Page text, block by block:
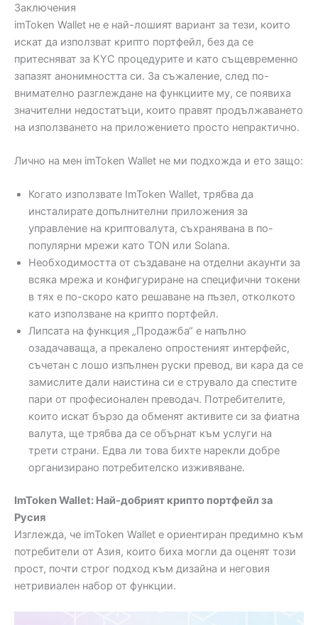
Заключения
imToken Wallet не е най-лошият вариант за тези, които
искат да използват крипто портфейл, без да се
притесняват за KYC процедурите и като същевременно
запазят анонимността си. За съжаление, след по-
внимателно разглеждане на функциите му, се появиха
значителни недостатъци, които правят продължаването
на използването на приложението просто непрактично.
Лично на мен imToken Wallet не ми подхожда и ето защо:
Когато използвате ImToken Wallet, трябва да
инсталирате допълнителни приложения за
управление на криптовалута, съхранявана в по-
популярни мрежи като TON или Solana.
Необходимостта от създаване на отделни акаунти за
всяка мрежа и конфигуриране на специфични токени
в тях е по-скоро като решаване на пъзел, отколкото
като използване на крипто портфейл.
Липсата на функция „Продажба“ е напълно
озадачаваща, а прекалено опростеният интерфейс,
съчетан с лошо изпълнен руски превод, ви кара да се
замислите дали наистина си е струвало да спестите
пари от професионален преводач. Потребителите,
които искат бързо да обменят активите си за фиатна
валута, ще трябва да се обърнат към услуги на
трети страни. Едва ли това бихте нарекли добре
организирано потребителско изживяване.
ImToken Wallet: Най-добрият крипто портфейл за
Русия
Изглежда, че imToken Wallet е ориентиран предимно към
потребители от Азия, които биха могли да оценят този
прост, почти строг подход към дизайна и неговия
нетривиален набор от функции.